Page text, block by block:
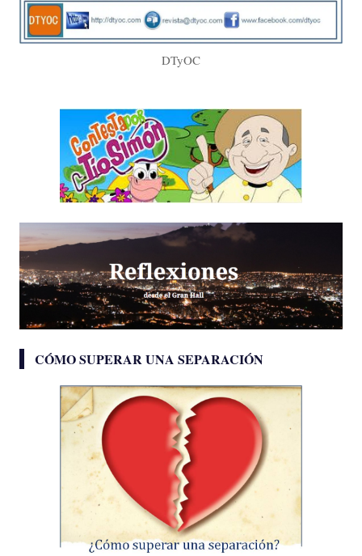
DTyOC
CÓMO SUPERAR UNA SEPARACIÓN